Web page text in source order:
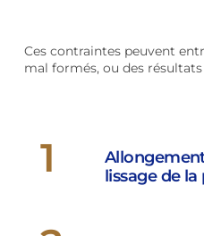
Ces contraintes peuvent
mal formés, ou des
1
lissage de la